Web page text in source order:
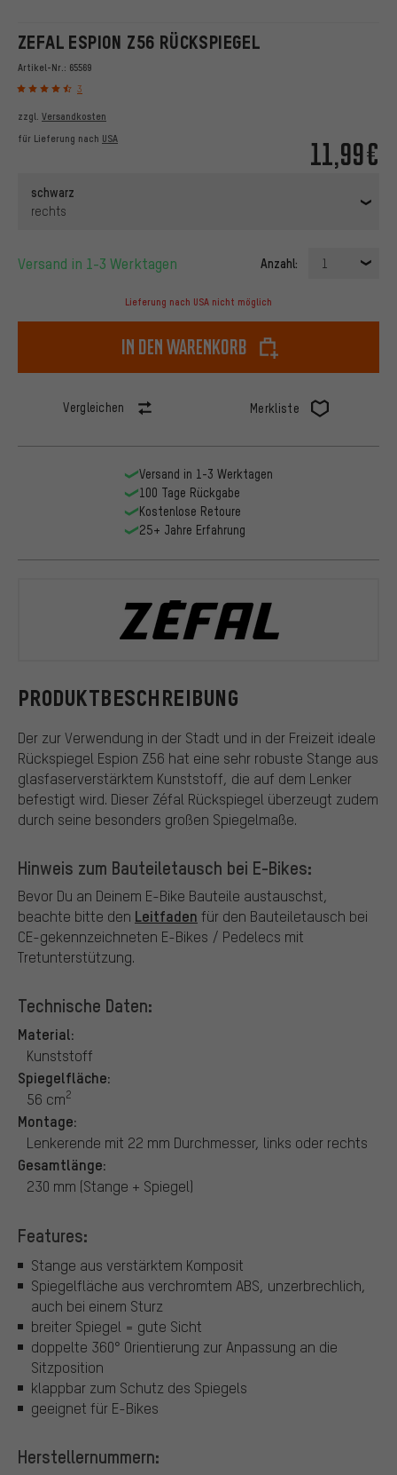
ZEFAL ESPION Z56 RÜCKSPIEGEL
Artikel-Nr.: 65569
3
11,99€
zzgl. Versandkosten
für Lieferung nach USA
schwarz
rechts
Versand in 1-3 Werktagen Anzahl: 1
Lieferung nach USA nicht möglich
In den Warenkorb
Vergleichen Merkliste
PRODUKTBESCHREIBUNG
Der zur Verwendung in der Stadt und in der Freizeit ideale
Rückspiegel Espion Z56 hat eine sehr robuste Stange aus
glasfaserverstärktem Kunststoff, die auf dem Lenker
befestigt wird. Dieser Zéfal Rückspiegel überzeugt zudem
durch seine besonders großen Spiegelmaße.
Hinweis zum Bauteiletausch bei E-Bikes:
Bevor Du an Deinem E-Bike Bauteile austauschst,
beachte bitte den Leitfaden für den Bauteiletausch bei
CE-gekennzeichneten E-Bikes / Pedelecs mit
Tretunterstützung.
Technische Daten:
Material:
Kunststoff
Spiegelfläche:
56 cm2
Montage:
Lenkerende mit 22 mm Durchmesser, links oder rechts
Gesamtlänge:
230 mm (Stange + Spiegel)
Features:
Stange aus verstärktem Komposit
Spiegelfläche aus verchromtem ABS, unzerbrechlich,
auch bei einem Sturz
breiter Spiegel = gute Sicht
doppelte 360° Orientierung zur Anpassung an die
Sitzposition
klappbar zum Schutz des Spiegels
geeignet für E-Bikes
Herstellernummern:
Versand in 1-3 Werktagen
100 Tage Rückgabe
Kostenlose Retoure
25+ Jahre Erfahrung
Zefal